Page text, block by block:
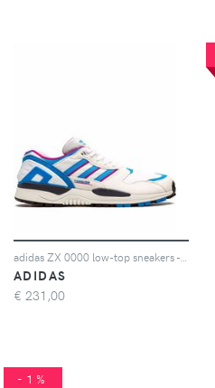
ADIDAS
€ 231,00
-1%